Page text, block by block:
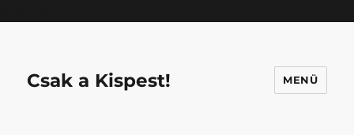
Csak a Kispest! MENÜ